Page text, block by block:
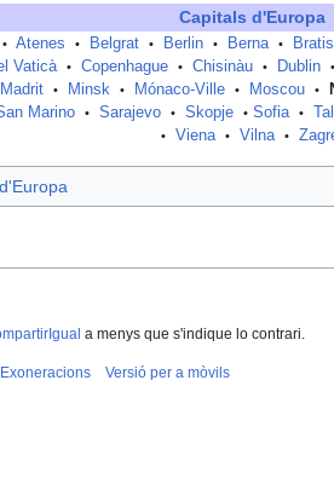
Capitals d'Europa
• Atenes • Belgrat • Berlin • Berna •
Vaticà • Copenhague • Chisinàu • Dublin •
Madrit • Minsk • Mónaco-Ville • Moscou •
Marino • Sarajevo • Skopje • Sofia •
• Viena • Vilna •
a menys que s'indique lo contrari.
Exoneracions Versió per a mòvils